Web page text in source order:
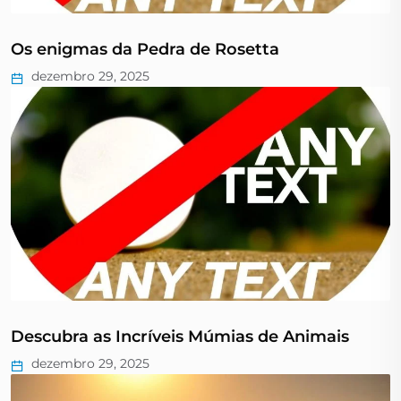
Os enigmas da Pedra de Rosetta
dezembro 29, 2025
Descubra as Incríveis Múmias de Animais
dezembro 29, 2025